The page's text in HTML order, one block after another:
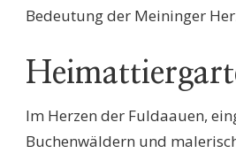
Bedeutung der Meininger
Im Herzen der Fuldaauen,
Buchenwäldern und